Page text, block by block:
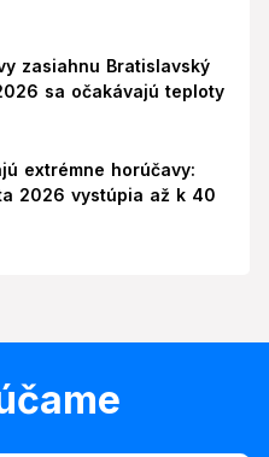
zasiahnu Bratislavský
sa očakávajú teploty
extrémne horúčavy:
2026 vystúpia až k 40